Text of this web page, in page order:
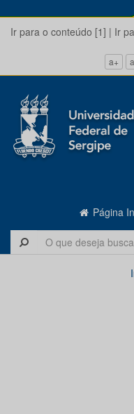
Ir para o conteúdo [1] | Ir
a+
Página